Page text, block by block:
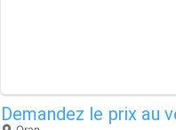
Demandez le prix au